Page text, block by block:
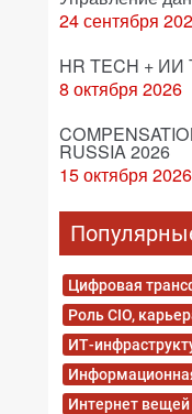
24 сентября
HR TECH +
8 октября 2026
RUSSIA 2026
15 октября 2026
Цифровая
Роль CIO,
ИТ-
Интернет вещей